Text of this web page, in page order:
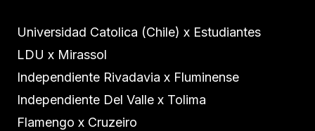
Universidad Catolica (Chile) x Estudiantes
LDU x Mirassol
Independiente Rivadavia x Fluminense
Independiente Del Valle x Tolima
Flamengo x Cruzeiro